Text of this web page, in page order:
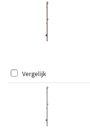
Vergelijk